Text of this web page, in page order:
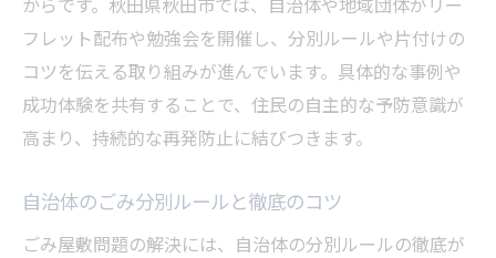
フレット配布や勉強会を開催し、分別ルールや片付けの
コツを伝える取り組みが進んでいます。具体的な事例や
成功体験を共有することで、住民の自主的な予防意識が
高まり、持続的な再発防止に結びつきます。
自治体のごみ分別ルールと徹底のコツ
ごみ屋敷問題の解決には、自治体の分別ルールの徹底が